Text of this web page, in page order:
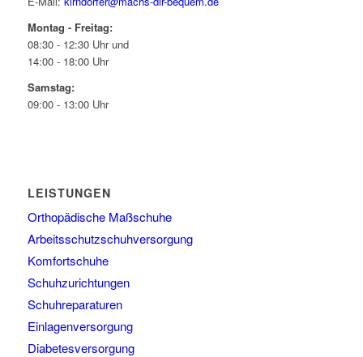
Montag - Freitag:
08:30 - 12:30 Uhr und
14:00 - 18:00 Uhr
Samstag:
09:00 - 13:00 Uhr
LEISTUNGEN
Orthopädische Maßschuhe
Arbeitsschutzschuhversorgung
Komfortschuhe
Schuhzurichtungen
Schuhreparaturen
Einlagenversorgung
Diabetesversorgung